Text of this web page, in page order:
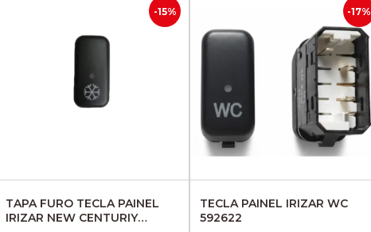
-15%
TAPA FURO TECLA PAINEL
IRIZAR NEW CENTURIY
-17%
TECLA PAINEL IRIZAR WC
592622